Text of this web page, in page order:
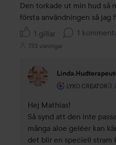
Den torkade ut min hud så
första användningen så jag
1 gillar
1
733 visningar
LYKO CREATOR
Användarens roll:
3
Hej Mathias!
Så synd att den inte
många aloe geléer kan
det blir en speciell stram